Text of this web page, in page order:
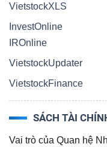
VietstockXLS
InvestOnline
IROnline
VietstockUpdater
VietstockFinance
SÁCH TÀI
Vai trò của Quan hệ
tạo
Sách
tài
chính